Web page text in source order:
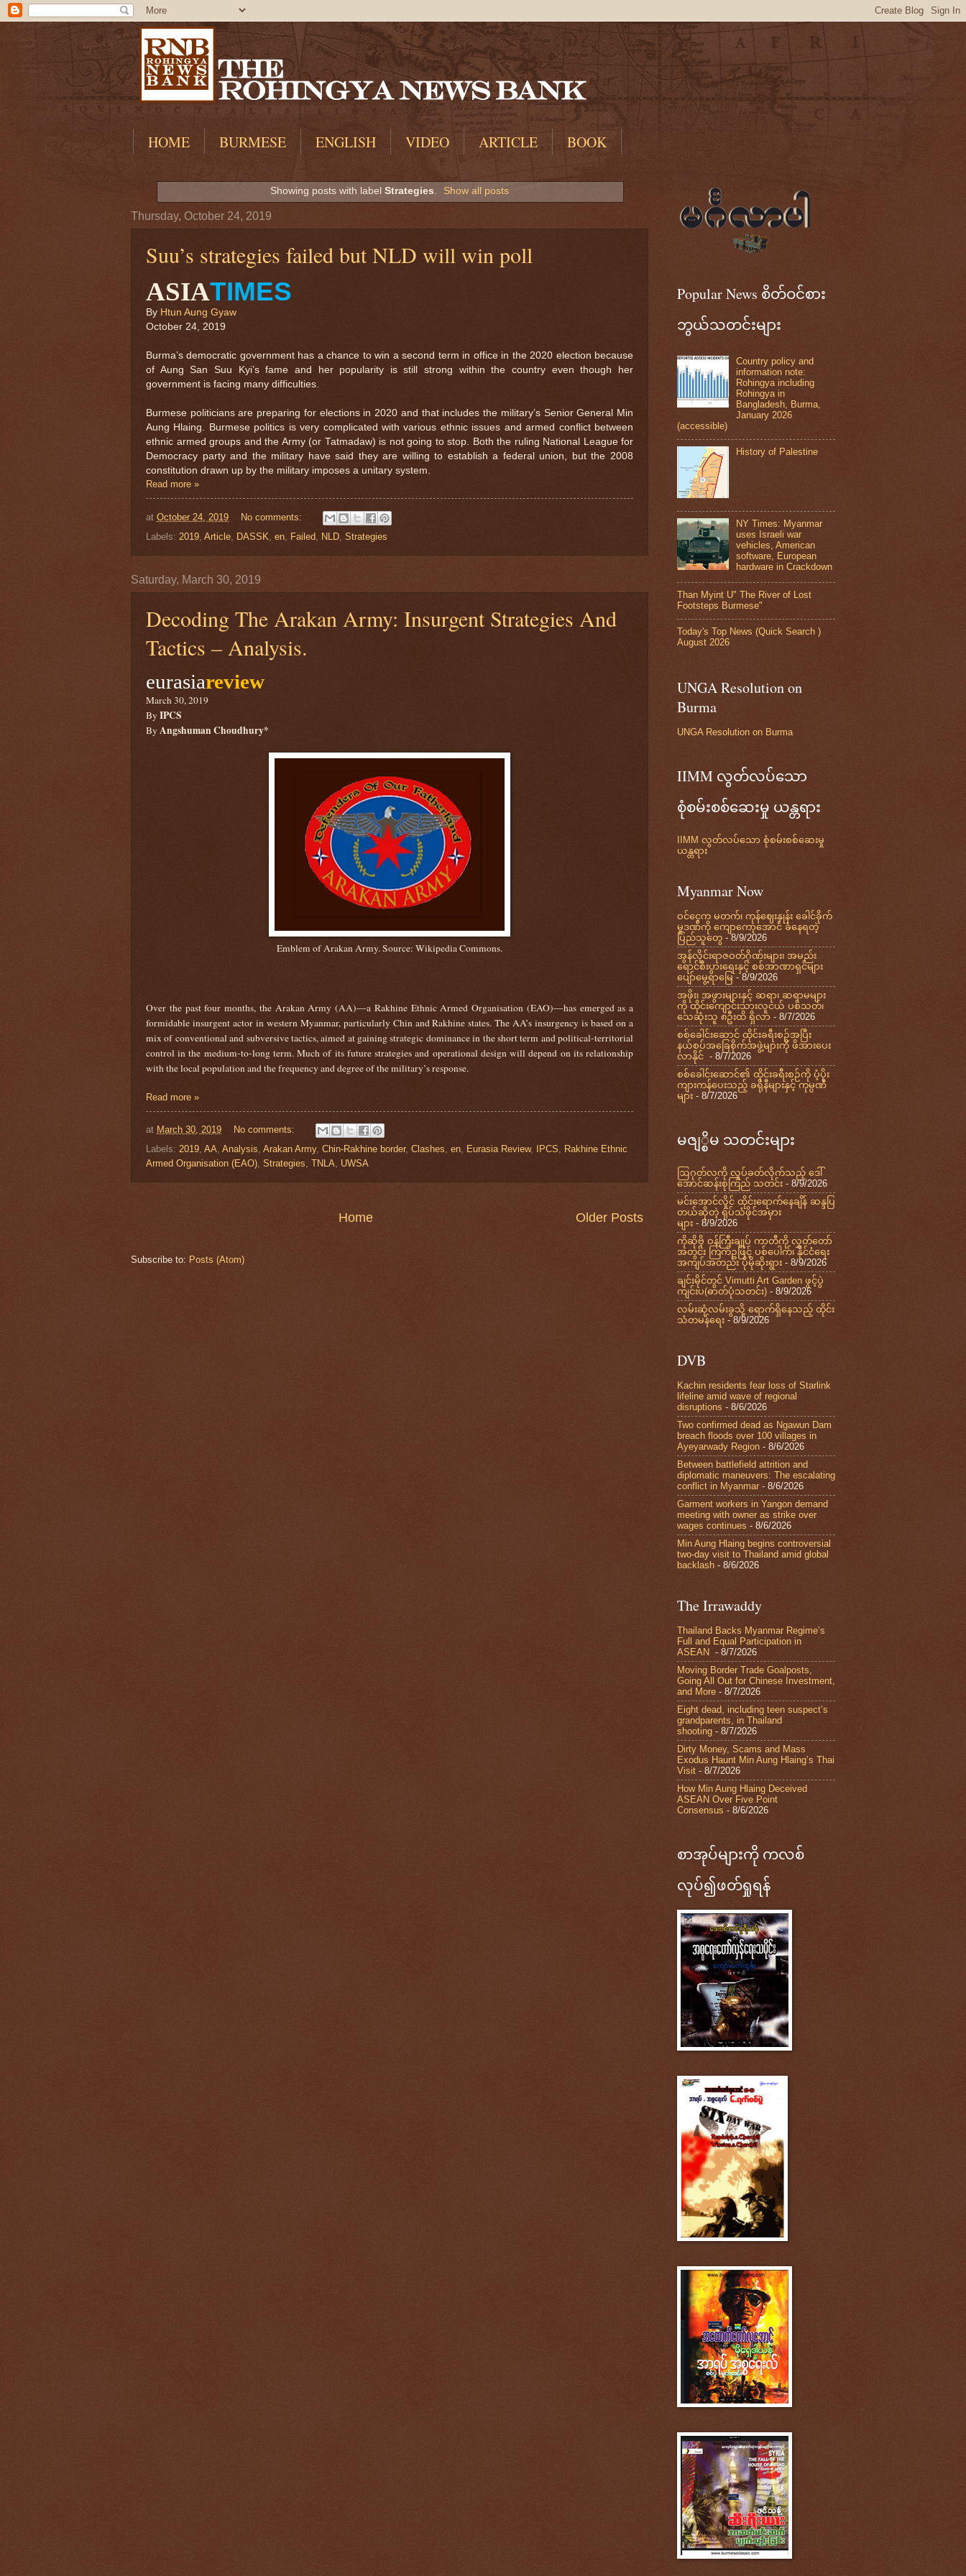
HOME BURMESE ENGLISH VIDEO ARTICLE BOOK
Showing posts with label Strategies. Show all posts
Thursday, October 24, 2019
Suu’s strategies failed but NLD will win poll
ASIATIMES
By Htun Aung Gyaw
October 24, 2019
Burma’s democratic government has a chance to win a second term in office in the 2020 election because
of Aung San Suu Kyi’s fame and her popularity is still strong within the country even though her
government is facing many difficulties.
Burmese politicians are preparing for elections in 2020 and that includes the military’s Senior General Min
Aung Hlaing. Burmese politics is very complicated with various ethnic issues and armed conflict between
ethnic armed groups and the Army (or Tatmadaw) is not going to stop. Both the ruling National League for
Democracy party and the military have said they are willing to establish a federal union, but the 2008
constitution drawn up by the military imposes a unitary system.
Read more »
at October 24, 2019
No comments:
Labels: 2019 Article DASSK en Failed NLD Strategies
Saturday, March 30, 2019
Decoding The Arakan Army: Insurgent Strategies And
Tactics – Analysis.
eurasiareview
March 30, 2019
ByIPCS
ByAngshuman Choudhury*
Emblem of Arakan Army. Source: Wikipedia Commons.
Over the past four months, the Arakan Army (AA)—a Rakhine Ethnic Armed Organisation (EAO)—has emerged as a
formidable insurgent actor in western Myanmar, particularly Chin and Rakhine states. The AA’s insurgency is based on a
mix of conventional and subversive tactics, aimed at gaining strategic dominance in the short term and political-territorial
control in the medium-to-long term. Much of its future strategies and operational design will depend on its relationship
with the local population and the frequency and degree of the military’s response.
Read more »
at March 30, 2019
No comments:
Labels: 2019, AA, Analysis, Arakan Army, Chin-Rakhine border, Clashes, en, Eurasia Review, IPCS, Rakhine Ethnic
Armed Organisation (EAO), Strategies, TNLA, UWSA
Older Posts
Home
Subscribe to: Posts (Atom)
Popular News စိတ်ဝင်စား
ဘွယ်သတင်းများ
Country policy and
information note:
Rohingya including
Rohingya in
Bangladesh, Burma,
January 2026
(accessible)
History of Palestine
NY Times: Myanmar
uses Israeli war
vehicles, American
software, European
hardware in Crackdown
Than Myint U" The River of Lost
Footsteps Burmese"
Today's Top News (Quick Search )
August 2026
UNGA Resolution on
Burma
UNGA Resolution on Burma
IIMM လွတ်လပ်သော
စုံစမ်းစစ်ဆေးမှု ယန္တရား
IIMM လွတ်လပ်သော စုံစမ်းစစ်ဆေးမှု
ယန္တရား
Myanmar Now
ဝင်ငွေက မတက်၊ ကုန်ဈေးနှုန်း ခေါင်ခိုက်
မှုဒဏ်ကို ကျောကော့အောင် ခံနေရတဲ့
ပြည်သူတွေ - 8/9/2026
အွန်လိုင်းရာဇဝတ်ဂိုဏ်းများ၊ အမည်း
ရောင်စီးပွားရေးနှင့် စစ်အာဏာရှင်များ
ပျော်မွေ့ရာမြေ- 8/9/2026
အဖိုး၊ အဖွားများနှင့် ဆရာ၊ ဆရာမများ
ကို ထိုင်းကျောင်းသားလူငယ် ပစ်သတ်၊
သေဆုံးသူ ၈ဦးထိ ရှိလာ - 8/7/2026
စစ်ခေါင်းဆောင် ထိုင်းခရီးစဉ်အပြီး
နယ်စပ်အခြေစိုက်အဖွဲ့များကို ဖိအားပေး
လာနိုင် - 8/7/2026
စစ်ခေါင်းဆောင်၏ ထိုင်းခရီးစဉ်ကို ပံ့ပိုး
ကျားကန်ပေးသည့် ခရိုနီများနှင့် ကုမ္ပဏီ
များ - 8/7/2026
မဇျ္စိမ သတင်းများ
ဩဂုတ်လကို လှုပ်ခတ်လိုက်သည့် ဒေါ်
အောင်ဆန်းစုကြည် သတင်း - 8/9/2026
မင်းအောင်လှိုင် ထိုင်းရောက်နေချိန် ဆန္ဒပြ
တယ်ဆိုတဲ့ ရုပ်သံဖိုင်အမှား
များ - 8/9/2026
ကိုဆိုဗို ဝန်ကြီးချုပ် ကာတီကို လွှတ်တော်
အတွင်း ကြက်ဥဖြင့် ပစ်ပေါက်၊ နိုင်ငံရေး
အကျပ်အတည်း ပိုမိုဆိုးရွား - 8/9/2026
ချင်းမိုင်တွင် Vimutti Art Garden ဖွင့်ပွဲ
ကျင်းပ(ဓာတ်ပုံသတင်း) - 8/9/2026
လမ်းဆုံလမ်းခွသို့ ရောက်ရှိနေသည့် ထိုင်း
သံတမန်ရေး - 8/9/2026
DVB
Kachin residents fear loss of Starlink
lifeline amid wave of regional
disruptions - 8/6/2026
Two confirmed dead as Ngawun Dam
breach floods over 100 villages in
Ayeyarwady Region - 8/6/2026
Between battlefield attrition and
diplomatic maneuvers: The escalating
conflict in Myanmar - 8/6/2026
Garment workers in Yangon demand
meeting with owner as strike over
wages continues - 8/6/2026
Min Aung Hlaing begins controversial
two-day visit to Thailand amid global
backlash - 8/6/2026
The Irrawaddy
Thailand Backs Myanmar Regime’s
Full and Equal Participation in
ASEAN - 8/7/2026
Moving Border Trade Goalposts,
Going All Out for Chinese Investment,
and More - 8/7/2026
Eight dead, including teen suspect’s
grandparents, in Thailand
shooting - 8/7/2026
Dirty Money, Scams and Mass
Exodus Haunt Min Aung Hlaing’s Thai
Visit - 8/7/2026
How Min Aung Hlaing Deceived
ASEAN Over Five Point
Consensus - 8/6/2026
စာအုပ်များကို ကလစ်
လုပ်၍ဖတ်ရှုရန်